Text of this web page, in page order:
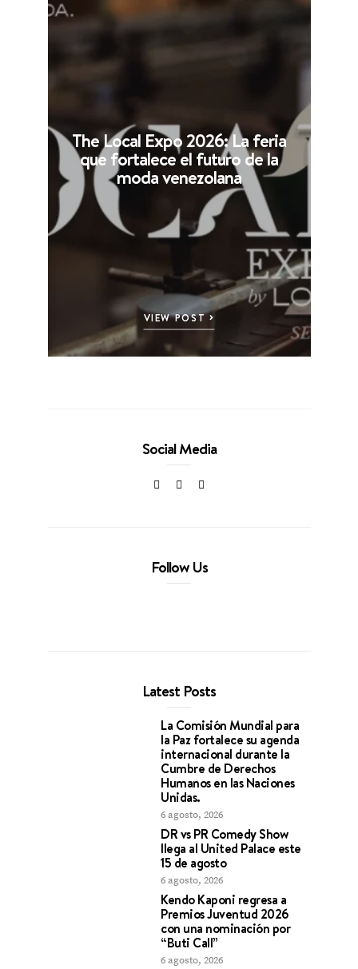
The Local Expo 2026: La feria
que fortalece el futuro de la
moda venezolana
VIEW POST
Social Media
Follow Us
Latest Posts
La Comisión Mundial para
la Paz fortalece su agenda
internacional durante la
Cumbre de Derechos
Humanos en las Naciones
Unidas.
6 agosto, 2026
DR vs PR Comedy Show
llega al United Palace este
15 de agosto
6 agosto, 2026
Kendo Kaponi regresa a
Premios Juventud 2026
con una nominación por
“Buti Call”
6 agosto, 2026